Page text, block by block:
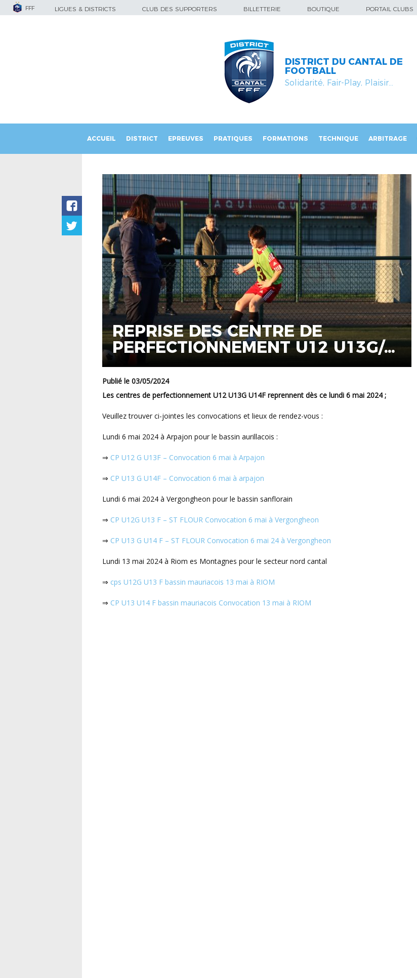
FFF LIGUES & DISTRICTS CLUB DES SUPPORTERS BILLETTERIE BOUTIQUE PORTAIL CLUBS
DISTRICT DU CANTAL DE
FOOTBALL
Solidarité, Fair-Play, Plaisir…
ACCUEIL DISTRICT EPREUVES PRATIQUES FORMATIONS TECHNIQUE ARBITRAGE
REPRISE DES CENTRE DE
PERFECTIONNEMENT U12 U13G/
U14F
Publié le 03/05/2024
Les centres de perfectionnement U12 U13G U14F reprennent dès ce lundi 6 mai 2024 ;
Veuillez trouver ci-jointes les convocations et lieux de rendez-vous :
Lundi 6 mai 2024 à Arpajon pour le bassin aurillacois :
CP U12 G U13F – Convocation 6 mai à Arpajon
CP U13 G U14F – Convocation 6 mai à arpajon
Lundi 6 mai 2024 à Vergongheon pour le bassin sanflorain
CP U12G U13 F – ST FLOUR Convocation 6 mai à Vergongheon
CP U13 G U14 F – ST FLOUR Convocation 6 mai 24 à Vergongheon
Lundi 13 mai 2024 à Riom es Montagnes pour le secteur nord cantal
cps U12G U13 F bassin mauriacois 13 mai à RIOM
CP U13 U14 F bassin mauriacois Convocation 13 mai à RIOM